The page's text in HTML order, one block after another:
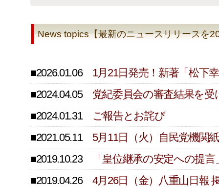
News topics【最新のニュースリリースを
■2026.01.06 1月21日発売！新著「松下
■2024.04.05 党紀委員会の審査結果を受
■2024.01.31 ご報告とお詫び
■2021.05.11 5月11日（火）自民党機関
■2019.10.23
「皇位継承の安定への提
■2019.04.26 4月26日（金）八重山日報